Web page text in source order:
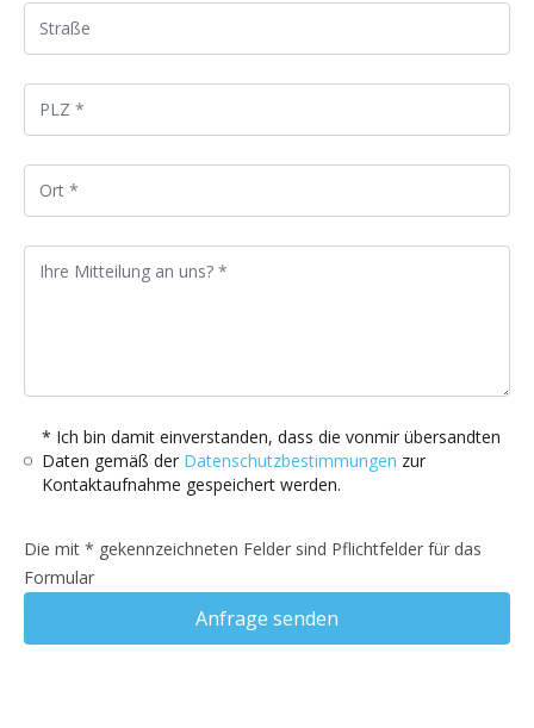
* Ich bin damit einverstanden, dass die vonmir übersandten
Daten gemäß der Datenschutzbestimmungen zur
Kontaktaufnahme gespeichert werden.
Die mit * gekennzeichneten Felder sind Pflichtfelder für das
Formular
Anfrage senden